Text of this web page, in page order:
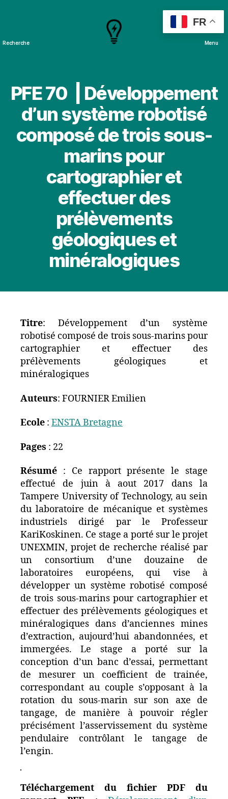
Recherche Menu
PFE 70 | Développement
d’un système robotisé
composé de trois sous-
marins pour
cartographier et
effectuer des
prélèvements
géologiques et
minéralogiques
Titre: Développement d’un système
robotisé composé de trois sous-marins pour
cartographier et effectuer des
prélèvements géologiques et
minéralogiques
Auteurs: FOURNIER Emilien
Ecole : ENSTA Bretagne
Pages : 22
Résumé : Ce rapport présente le stage
effectué de juin à aout 2017 dans la
Tampere University of Technology, au sein
du laboratoire de mécanique et systèmes
industriels dirigé par le Professeur
KariKoskinen. Ce stage a porté sur le projet
UNEXMIN, projet de recherche réalisé par
un consortium d’une douzaine de
laboratoires européens, qui vise à
développer un système robotisé composé
de trois sous-marins pour cartographier et
effectuer des prélèvements géologiques et
minéralogiques dans d’anciennes mines
d’extraction, aujourd’hui abandonnées, et
immergées. Le stage a porté sur la
conception d’un banc d’essai, permettant
de mesurer un coefficient de trainée,
correspondant au couple s’opposant à la
rotation du sous-marin sur son axe de
tangage, de manière à pouvoir régler
précisément l’asservissement du système
pendulaire contrôlant le tangage de
l’engin.
Téléchargement du fichier PDF du
FR